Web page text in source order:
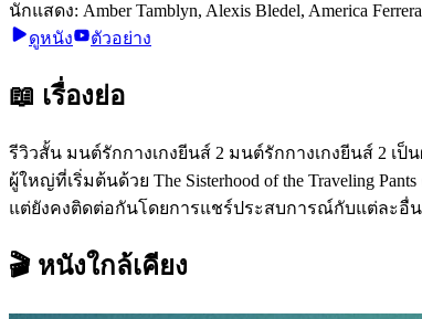
นักแสดง: Amber Tamblyn, Alexis Bledel, America
ดูหนัง
ตัวอย่าง
📖 เรื่องย่อ
รีวิวสั้น มนต์รักกางเกงยีนส์ 2 มนต์รักกางเกงยีนส์ 2 เป็น
ผู้ใหญ่ที่เริ่มต้นด้วย The Sisterhood of the Traveling
แต่ยังคงติดต่อกันโดยการแชร์ประสบการณ์กับแต่ละอื่
🎬 หนังใกล้เคียง